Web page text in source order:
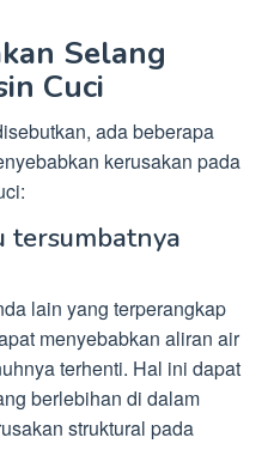
Selang
Cuci
ada beberapa
kerusakan pada
tersumbatnya
lain yang terperangkap
menyebabkan aliran air
terhenti. Hal ini dapat
berlebihan di dalam
struktural pada